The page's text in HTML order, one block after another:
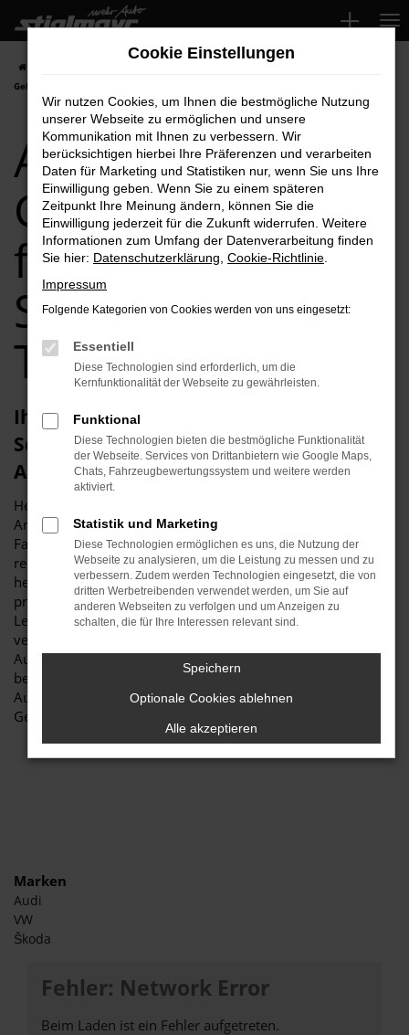
Zum
Hauptinhalt
springen
Gebrauchtwagen für Schrobenhausen Top-Angebote
Audi A3
Gebrauchtwagen
für
Schrobenhausen
Top-Angebote
Ihren Audi A3 Gebrauchtwagen für
Schrobenhausen erhalten Sie im
Autohaus Stiglmayr
Herzlich willkommen bei Autohaus Stiglmayr – Ihre erste
Anlaufstelle für exzellente Audi A3 Gebrauchtwagen
Fahrzeuge für Schrobenhausen und Umgebung! Unser
renommiertes Autohaus ist stolz darauf, Ihnen eine
herausragende Auswahl an Audi A3 Gebrauchtwagen zu
präsentieren, die höchste Standards in Sachen Qualität und
Leistung erfüllen. Wir sind seit Jahren Ihr
vertrauenswürdiger Partner, wenn es um erstklassige
Automobile geht. Erfahren Sie mehr über unsere
beeindruckende Audi A3 Gebrauchtwagen Flotte und warum
Autohaus Stiglmayr die bevorzugte Adresse für Audi A3
Gebrauchtwagen Liebhaber ist.
Marken
Audi
VW
Škoda
Fehler: Network Error
Beim Laden ist ein Fehler aufgetreten.
Cookie Einstellungen
Wir nutzen Cookies, um Ihnen die bestmögliche Nutzung
unserer Webseite zu ermöglichen und unsere
Kommunikation mit Ihnen zu verbessern. Wir
berücksichtigen hierbei Ihre Präferenzen und verarbeiten
Daten für Marketing und Statistiken nur, wenn Sie uns Ihre
Einwilligung geben. Wenn Sie zu einem späteren
Zeitpunkt Ihre Meinung ändern, können Sie die
Einwilligung jederzeit für die Zukunft widerrufen. Weitere
Informationen zum Umfang der Datenverarbeitung finden
Sie hier: Datenschutzerklärung Cookie-Richtlinie
Impressum
Folgende Kategorien von Cookies werden von uns eingesetzt:
Essentiell
Diese Technologien sind erforderlich, um die
Kernfunktionalität der Webseite zu gewährleisten.
Funktional
Diese Technologien bieten die bestmögliche Funktionalität
der Webseite. Services von Drittanbietern wie Google Maps,
Chats, Fahrzeugbewertungssystem und weitere werden
aktiviert.
Statistik und Marketing
Diese Technologien ermöglichen es uns, die Nutzung der
Webseite zu analysieren, um die Leistung zu messen und zu
verbessern. Zudem werden Technologien eingesetzt, die von
dritten Werbetreibenden verwendet werden, um Sie auf
anderen Webseiten zu verfolgen und um Anzeigen zu
schalten, die für Ihre Interessen relevant sind.
Speichern
Optionale Cookies ablehnen
Alle akzeptieren